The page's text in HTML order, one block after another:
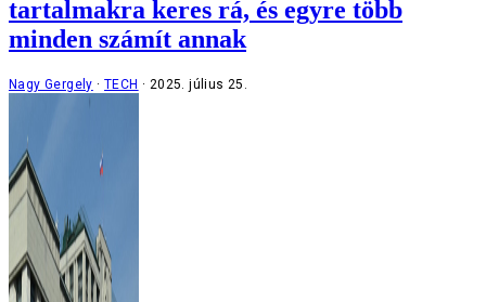
tartalmakra keres rá, és egyre több
minden számít annak
Nagy Gergely TECH 2025. július 25.